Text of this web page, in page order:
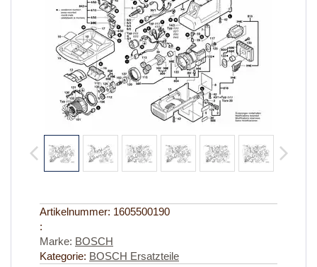
Artikelnummer: 1605500190
:
Marke: BOSCH
Kategorie: BOSCH Ersatzteile